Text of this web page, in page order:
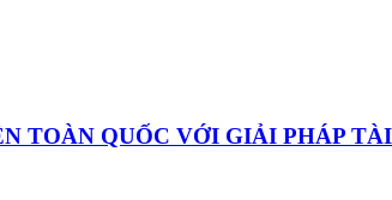
TOÀN QUỐC VỚI GIẢI PHÁP